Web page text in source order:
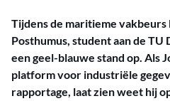
Tijdens de maritieme
Posthumus, student aan de
een geel-blauwe stand op. Als
platform voor industriële
rapportage, laat zien weet hij